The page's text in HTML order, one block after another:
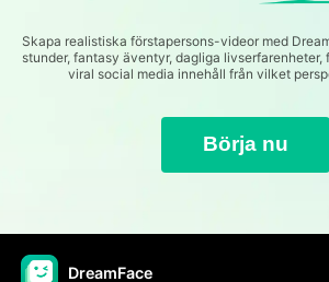
Skapa realistiska förstapersons-videor med
stunder, fantasy äventyr, dagliga
viral social media innehåll från vilket
Börja nu
DreamFace